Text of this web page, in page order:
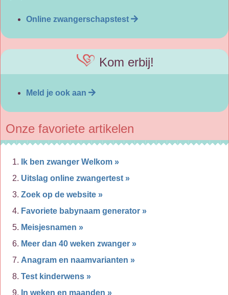
Online zwangerschapstest
Kom erbij!
Meld je ook aan
Onze favoriete artikelen
Ik ben zwanger Welkom »
Uitslag online zwangertest »
Zoek op de website »
Favoriete babynaam generator »
Meisjesnamen »
Meer dan 40 weken zwanger »
Anagram en naamvarianten »
Test kinderwens »
In weken en maanden »